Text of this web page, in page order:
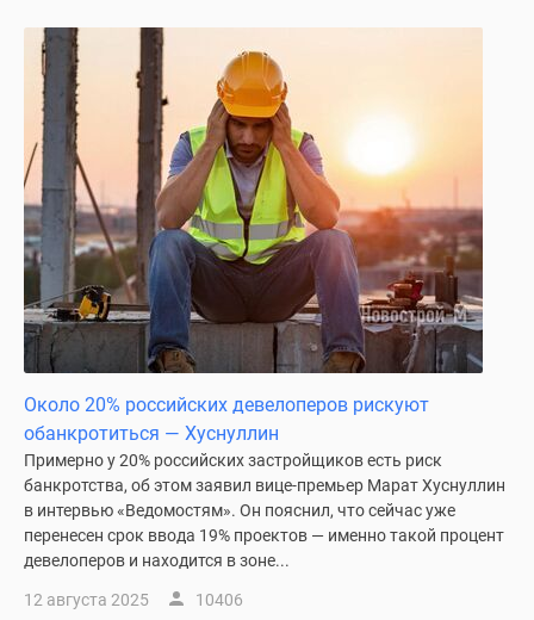
Около 20% российских девелоперов рискуют
обанкротиться — Хуснуллин
Примерно у 20% российских застройщиков есть риск
банкротства, об этом заявил вице-премьер Марат Хуснуллин
в интервью «Ведомостям». Он пояснил, что сейчас уже
перенесен срок ввода 19% проектов — именно такой процент
девелоперов и находится в зоне...
12 августа 2025 10406